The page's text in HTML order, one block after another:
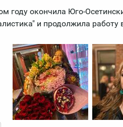
году окончила Юго-
и продолжила